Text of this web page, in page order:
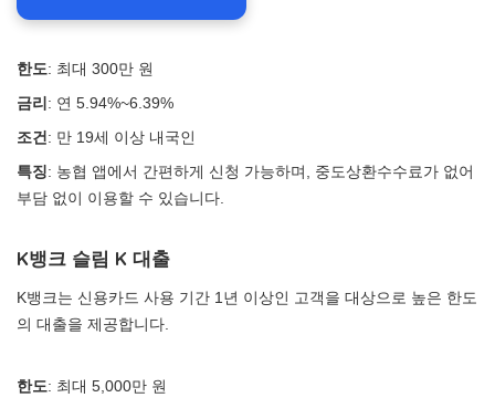
한도: 최대 300만 원
금리 : 연 5.94%~6.39%
조건 : 만 19세 이상 내국인
특징: 농협 앱에서 간편하게 신청 가능하며, 중도상환수수료가 없어
부담 없이 이용할 수 있습니다.
K뱅크 슬림 K 대출
K뱅크는 신용카드 사용 기간 1년 이상인 고객을 대상으로 높은 한도
의 대출을 제공합니다.
한도: 최대 5,000만 원